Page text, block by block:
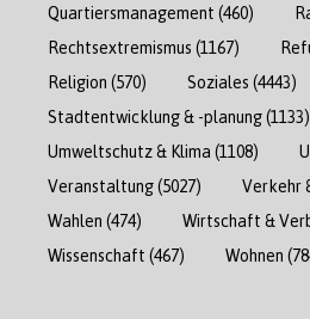
Quartiersmanagement (460)
Rechtsextremismus (1167)
Religion (570) Soziales (4443)
Stadtentwicklung & -planung(1133)
Umweltschutz & Klima (1108)
Veranstaltung(5027) Verkehr
Wahlen (474) Wirtschaft &
Wissenschaft (467) Wohnen